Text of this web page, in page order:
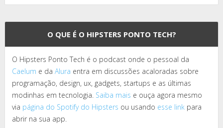
O QUE É O HIPSTERS PONTO TECH?
O Hipsters Ponto Tech é o podcast onde o pessoal da
Caelum e da Alura entra em discussões acaloradas sobre
programação, design, ux, gadgets, startups e as últimas
modinhas em tecnologia. Saiba mais e ouça agora mesmo
via página do Spotify do Hipsters ou usando esse link para
abrir na sua app.